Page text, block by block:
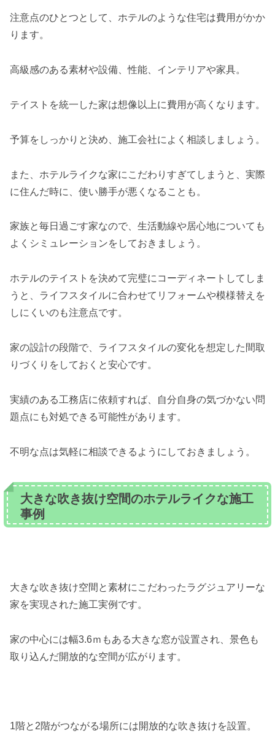
注意点のひとつとして、ホテルのような住宅は費用がかか
ります。
高級感のある素材や設備、性能、インテリアや家具。
テイストを統一した家は想像以上に費用が高くなります。
予算をしっかりと決め、施工会社によく相談しましょう。
また、ホテルライクな家にこだわりすぎてしまうと、実際
に住んだ時に、使い勝手が悪くなることも。
家族と毎日過ごす家なので、生活動線や居心地についても
よくシミュレーションをしておきましょう。
ホテルのテイストを決めて完璧にコーディネートしてしま
うと、ライフスタイルに合わせてリフォームや模様替えを
しにくいのも注意点です。
家の設計の段階で、ライフスタイルの変化を想定した間取
りづくりをしておくと安心です。
実績のある工務店に依頼すれば、自分自身の気づかない問
題点にも対処できる可能性があります。
不明な点は気軽に相談できるようにしておきましょう。
大きな吹き抜け空間のホテルライクな施工
事例
大きな吹き抜け空間と素材にこだわったラグジュアリーな
家を実現された施工実例です。
家の中心には幅3.6ｍもある大きな窓が設置され、景色も
取り込んだ開放的な空間が広がります。
1階と2階がつながる場所には開放的な吹き抜けを設置。